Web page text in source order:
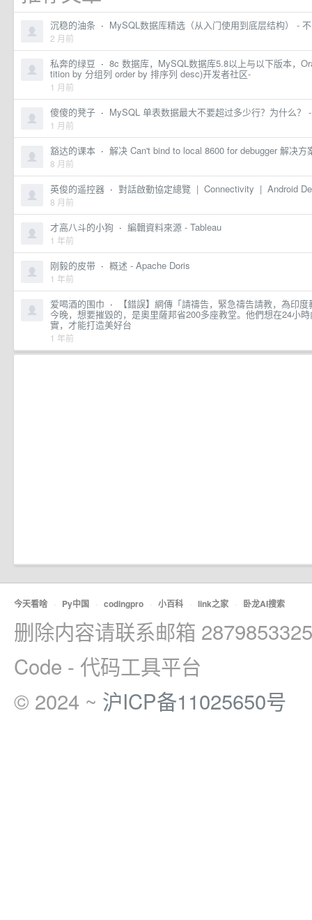
沉稳的油条 · MySQL数据库精选（从入门使用到底层结构） -
2 月前
私奔的绿豆 · 8c 数据库，MySQL数据库5.8以上与以下版本，
tition by 分组列 order by 排序列 desc)开发者社区-
1 月前
傻傻的凳子 · MySQL 单表数据最大不要超过多少行？为什么？
1 月前
豁达的课本 · 解决 Can't bind to local 8600 for debugger 解决方
8 月前
英俊的遥控器 · 對話啟動協定總覽 | Connectivity | Android
8 月前
才高八斗的小狗 · 編輯資料來源 - Tableau
1 年前
刚毅的皮带 · 概述 - Apache Doris
1 年前
爱喝酒的围巾 · 【錯誤】網傳「請禱告，緊急禱告請教，為印
今晚，想要摧毀的，是奧里薩邦省200多座教堂。他們想在24小
實，才能打造美好台
1 年前
今天看啥 · Py中国 · codingpro · 小百科 · link之家 · 卧龙AI搜索
删除内容请联系邮箱
Code - 代码工具平台
© 2024 ~ 沪ICP备11025650号